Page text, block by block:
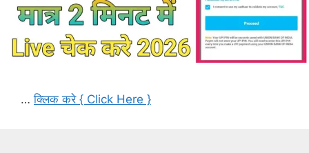
…क्लिक करे { Click Here }